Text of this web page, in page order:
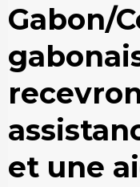
Gabon/
et une